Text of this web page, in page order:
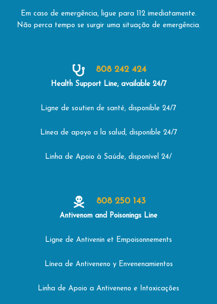
Em caso de emergência, ligue para 112 imediatamente.
Não perca tempo se surgir uma situação de emergência.
808 242 424
Health Support Line, available 24/7
Ligne de soutien de santé, disponible 24/7
Línea de apoyo a la salud, disponible 24/7
Linha de Apoio à Saúde, disponível 24/
808 250 143
Antivenom and Poisonings Line
Ligne de Antivenin et Empoisonnements
Línea de Antiveneno y Envenenamientos
Linha de Apoio a Antiveneno e Intoxicações